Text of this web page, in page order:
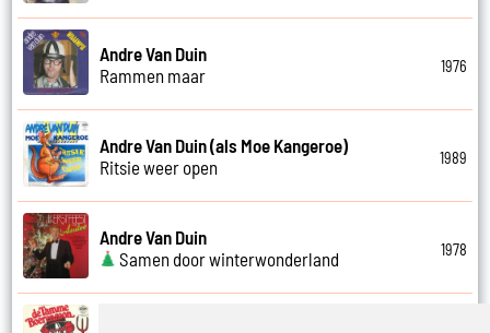
Andre Van Duin
Rammen maar
1976
Andre Van Duin (als Moe Kangeroe)
Ritsie weer open
1989
Andre Van Duin
Samen door winterwonderland
1978